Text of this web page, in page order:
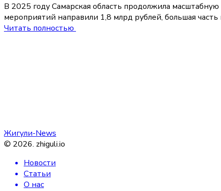
В 2025 году Самарская область продолжила
мероприятий направили 1,8 млрд рублей, большая
Читать полностью
Жигули-News
© 2026. zhiguli.io
Новости
Статьи
О нас